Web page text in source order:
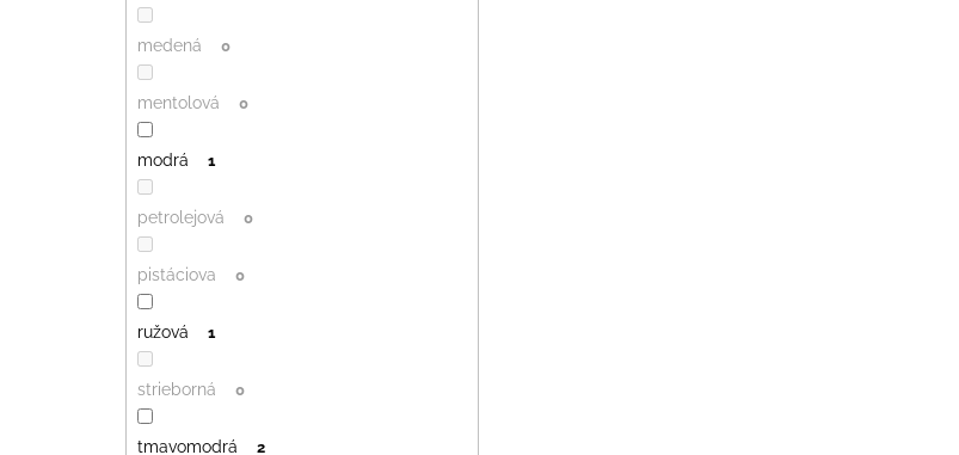
medená 0
mentolová 0
modrá 1
petrolejová 0
pistáciova 0
ružová 1
strieborná 0
tmavomodrá 2